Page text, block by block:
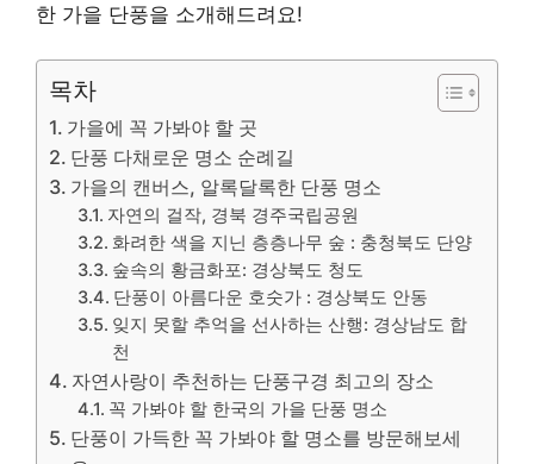
한 가을 단풍을 소개해드려요!
목차
가을에 꼭 가봐야 할 곳
단풍 다채로운 명소 순례길
가을의 캔버스, 알록달록한 단풍 명소
자연의 걸작, 경북 경주국립공원
화려한 색을 지닌 층층나무 숲 : 충청북도 단양
숲속의 황금화포: 경상북도 청도
단풍이 아름다운 호숫가 : 경상북도 안동
잊지 못할 추억을 선사하는 산행: 경상남도 합
천
자연사랑이 추천하는 단풍구경 최고의 장소
꼭 가봐야 할 한국의 가을 단풍 명소
단풍이 가득한 꼭 가봐야 할 명소를 방문해보세